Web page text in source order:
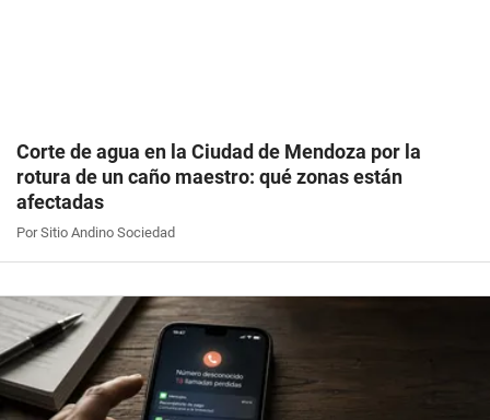
Corte de agua en la Ciudad de Mendoza por la
rotura de un caño maestro: qué zonas están
afectadas
Por Sitio Andino Sociedad